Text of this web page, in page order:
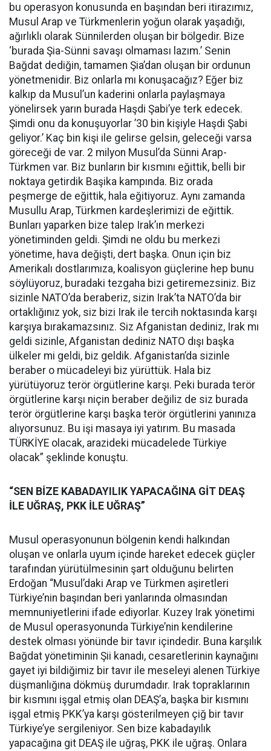
bu operasyon konusunda en başından beri itirazımız,
Musul Arap ve Türkmenlerin yoğun olarak yaşadığı,
ağırlıklı olarak Sünnilerden oluşan bir bölgedir. Bize
‘burada Şia-Sünni savaşı olmaması lazım.’ Senin
Bağdat dediğin, tamamen Şia’dan oluşan bir ordunun
yönetmenidir. Biz onlarla mı konuşacağız? Eğer biz
kalkıp da Musul’un kaderini onlarla paylaşmaya
yönelirsek yarın burada Haşdi Şabi’ye terk edecek.
Şimdi onu da konuşuyorlar ’30 bin kişiyle Haşdi Şabi
geliyor.’ Kaç bin kişi ile gelirse gelsin, geleceği varsa
göreceği de var. 2 milyon Musul’da Sünni Arap-
Türkmen var. Biz bunların bir kısmını eğittik, belli bir
noktaya getirdik Başika kampında. Biz orada
peşmerge de eğittik, hala eğitiyoruz. Aynı zamanda
Musullu Arap, Türkmen kardeşlerimizi de eğittik.
Bunları yaparken bize talep Irak’ın merkezi
yönetiminden geldi. Şimdi ne oldu bu merkezi
yönetime, hava değişti, dert başka. Onun için biz
Amerikalı dostlarımıza, koalisyon güçlerine hep bunu
söylüyoruz, buradaki tezgaha bizi getiremezsiniz. Biz
sizinle NATO’da beraberiz, sizin Irak’ta NATO’da bir
ortaklığınız yok, siz bizi Irak ile tercih noktasında karşı
karşıya bırakamazsınız. Siz Afganistan dediniz, Irak mı
geldi sizinle, Afganistan dediniz NATO dışı başka
ülkeler mi geldi, biz geldik. Afganistan’da sizinle
beraber o mücadeleyi biz yürüttük. Hala biz
yürütüyoruz terör örgütlerine karşı. Peki burada terör
örgütlerine karşı niçin beraber değiliz de siz burada
terör örgütlerine karşı başka terör örgütlerini yanınıza
alıyorsunuz. Bu işi masaya iyi yatırım. Bu masada
TÜRKİYE olacak, arazideki mücadelede Türkiye
olacak” şeklinde konuştu.
“SEN BİZE KABADAYILIK YAPACAĞINA GİT DEAŞ
İLE UĞRAŞ, PKK İLE UĞRAŞ”
Musul operasyonunun bölgenin kendi halkından
oluşan ve onlarla uyum içinde hareket edecek güçler
tarafından yürütülmesinin şart olduğunu belirten
Erdoğan “Musul’daki Arap ve Türkmen aşiretleri
Türkiye’nin başından beri yanlarında olmasından
memnuniyetlerini ifade ediyorlar. Kuzey Irak yönetimi
de Musul operasyonunda Türkiye’nin kendilerine
destek olması yönünde bir tavır içindedir. Buna karşılık
Bağdat yönetiminin Şii kanadı, cesaretlerinin kaynağını
gayet iyi bildiğimiz bir tavır ile meseleyi alenen Türkiye
düşmanlığına dökmüş durumdadır. Irak topraklarının
bir kısmını işgal etmiş olan DEAŞ’a, başka bir kısmını
işgal etmiş PKK’ya karşı gösterilmeyen çiğ bir tavır
Türkiye’ye sergileniyor. Sen bize kabadayılık
yapacağına git DEAŞ ile uğraş, PKK ile uğraş. Onlara